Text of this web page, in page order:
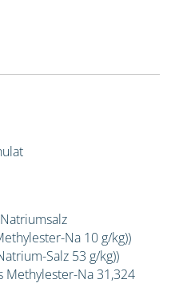
Na 10 g/kg))
Salz 53 g/kg))
Methylester-Na 31,324